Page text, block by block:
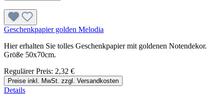
Geschenkpapier golden Melodia
Hier erhalten Sie tolles Geschenkpapier mit goldenen Notendekor.
Größe 50x70cm.
Regulärer Preis: 2,32 €
Preise inkl. MwSt. zzgl. Versandkosten
Details